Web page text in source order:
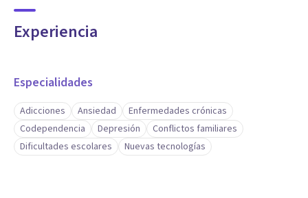
Experiencia
Especialidades
Adicciones Ansiedad
Enfermedades crónicas
Codependencia
Depresión
Conflictos familiares
Dificultades escolares
Nuevas tecnologías